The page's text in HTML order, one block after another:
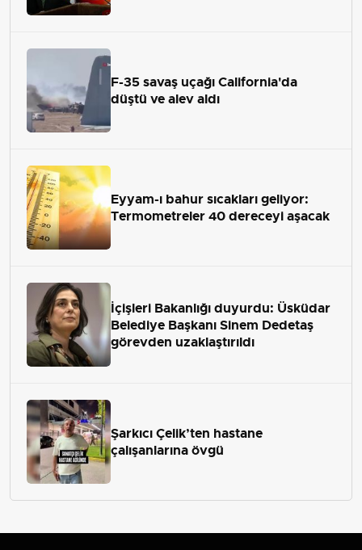
F-35 savaş uçağı California'da
düştü ve alev aldı
Eyyam-ı bahur sıcakları geliyor:
Termometreler 40 dereceyi aşacak
İçişleri Bakanlığı duyurdu: Üsküdar
Belediye Başkanı Sinem Dedetaş
görevden uzaklaştırıldı
Şarkıcı Çelik’ten hastane
çalışanlarına övgü